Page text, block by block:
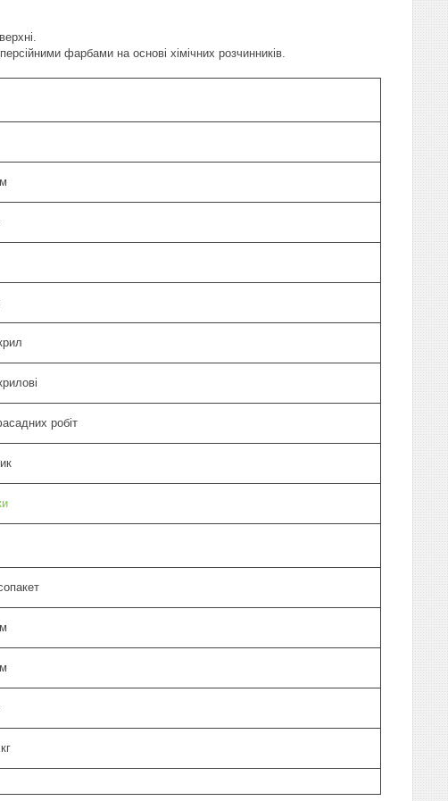
фарбами на основі хімічних розчинників.
робіт